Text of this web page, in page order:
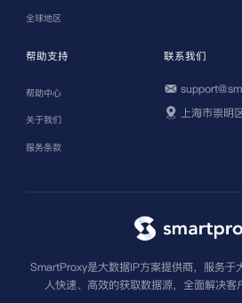
全球地区
帮助支持
帮助中心
关于我们
服务条款
联系我们
上海市崇明
SmartProxy是大数据IP方案提供商，服务
人快速、高效的获取数据源，全面解决客